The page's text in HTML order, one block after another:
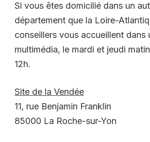
Si vous êtes domicilié dans un
département que la Loire-
conseillers vous accueillent dans
multimédia, le mardi et jeudi
12h.
Site de la Vendée
11, rue Benjamin Franklin
85000 La Roche-sur-Yon